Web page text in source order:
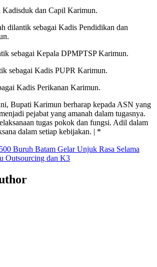
Kadisduk dan Capil Karimun.
dilantik sebagai Kadis Pendidikan dan
sebagai Kepala DPMPTSP Karimun.
sebagai Kadis PUPR Karimun.
Kadis Perikanan Karimun.
Bupati Karimun berharap kepada ASN yang
pejabat yang amanah dalam tugasnya.
tugas pokok dan fungsi. Adil dalam
dalam setiap kebijakan. | *
Buruh Batam Gelar Unjuk Rasa Selama
Outsourcing dan K3